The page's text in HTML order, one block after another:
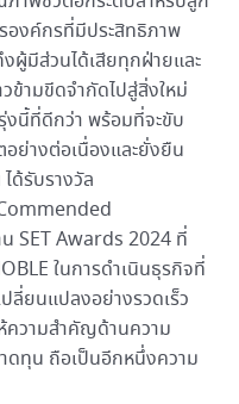
องค์กรที่มีประสิทธิภาพ
ผู้มีส่วนได้เสียทุกฝ่ายและ
ามขีดจำกัดไปสู่สิ่งใหม่
งนี้ที่ดีกว่า พร้อมที่จะขับ
ย่างต่อเนื่องและยั่งยืน
ด้รับรางวัล
SET Awards 2024 ที่
ในการดำเนินธุรกิจที่
ลี่ยนแปลงอย่างรวดเร็ว
ความสำคัญด้านความ
ดทุน ถือเป็นอีกหนึ่งความ